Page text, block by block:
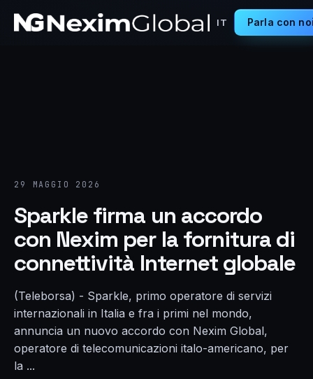
IT Parla con
29 MAGGIO 2026
Sparkle firma un accordo
con Nexim per la fornitura di
connettività Internet globale
(Teleborsa) - Sparkle, primo operatore di servizi
internazionali in Italia e fra i primi nel mondo,
annuncia un nuovo accordo con Nexim Global,
operatore di telecomunicazioni italo-americano, per
la ...